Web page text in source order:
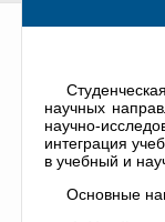
научных
научно-
интеграция
в учебный и
Основные